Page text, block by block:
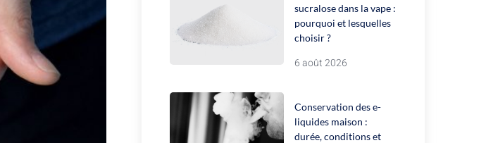
sucralose dans la vape :
pourquoi et lesquelles
choisir ?
6 août 2026
Conservation des e-
liquides maison :
durée, conditions et